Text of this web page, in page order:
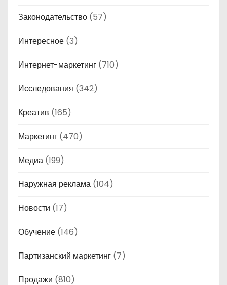
Законодательство (57)
Интересное (3)
Интернет-маркетинг (710)
Исследования (342)
Креатив (165)
Маркетинг (470)
Медиа (199)
Наружная реклама (104)
Новости (17)
Обучение (146)
Партизанский маркетинг (7)
Продажи (810)